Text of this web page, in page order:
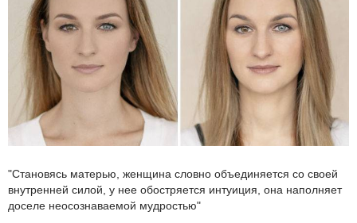
"Становясь матерью, женщина словно объединяется со своей
внутренней силой, у нее обостряется интуиция, она наполняет
доселе неосознаваемой мудростью"